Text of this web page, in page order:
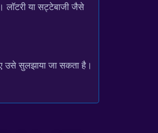
लॉटरी या सट्टेबाजी जैसे
उसे सुलझाया जा सकता है।